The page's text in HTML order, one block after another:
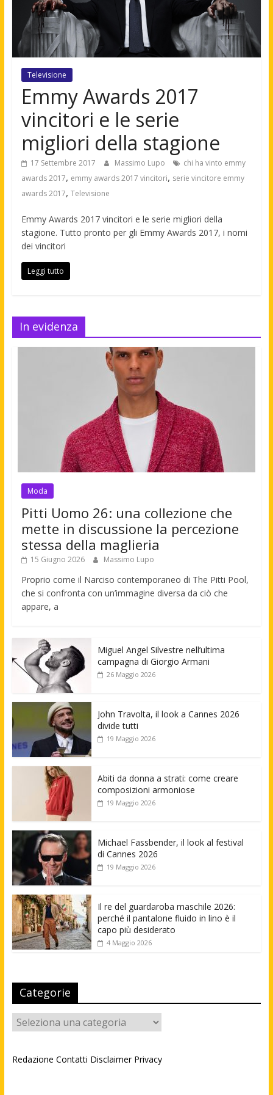
Televisione
Emmy Awards 2017
vincitori e le serie
migliori della stagione
17 Settembre 2017 Massimo Lupo
chi ha vinto emmy
awards 2017, emmy awards 2017 vincitori, serie vincitore emmy
awards 2017, Televisione
Emmy Awards 2017 vincitori e le serie migliori della
stagione. Tutto pronto per gli Emmy Awards 2017, i nomi
dei vincitori
Leggi tutto
In evidenza
Moda
Pitti Uomo 26: una collezione che
mette in discussione la percezione
stessa della maglieria
15 Giugno 2026 Massimo Lupo
Proprio come il Narciso contemporaneo di The Pitti Pool,
che si confronta con un’immagine diversa da ciò che
appare, a
Miguel Angel Silvestre nell’ultima
campagna di Giorgio Armani
26 Maggio 2026
John Travolta, il look a Cannes 2026
divide tutti
19 Maggio 2026
Abiti da donna a strati: come creare
composizioni armoniose
19 Maggio 2026
Michael Fassbender, il look al festival
di Cannes 2026
19 Maggio 2026
Il re del guardaroba maschile 2026:
perché il pantalone fluido in lino è il
capo più desiderato
4 Maggio 2026
Categorie
Categorie
Redazione Contatti Disclaimer Privacy